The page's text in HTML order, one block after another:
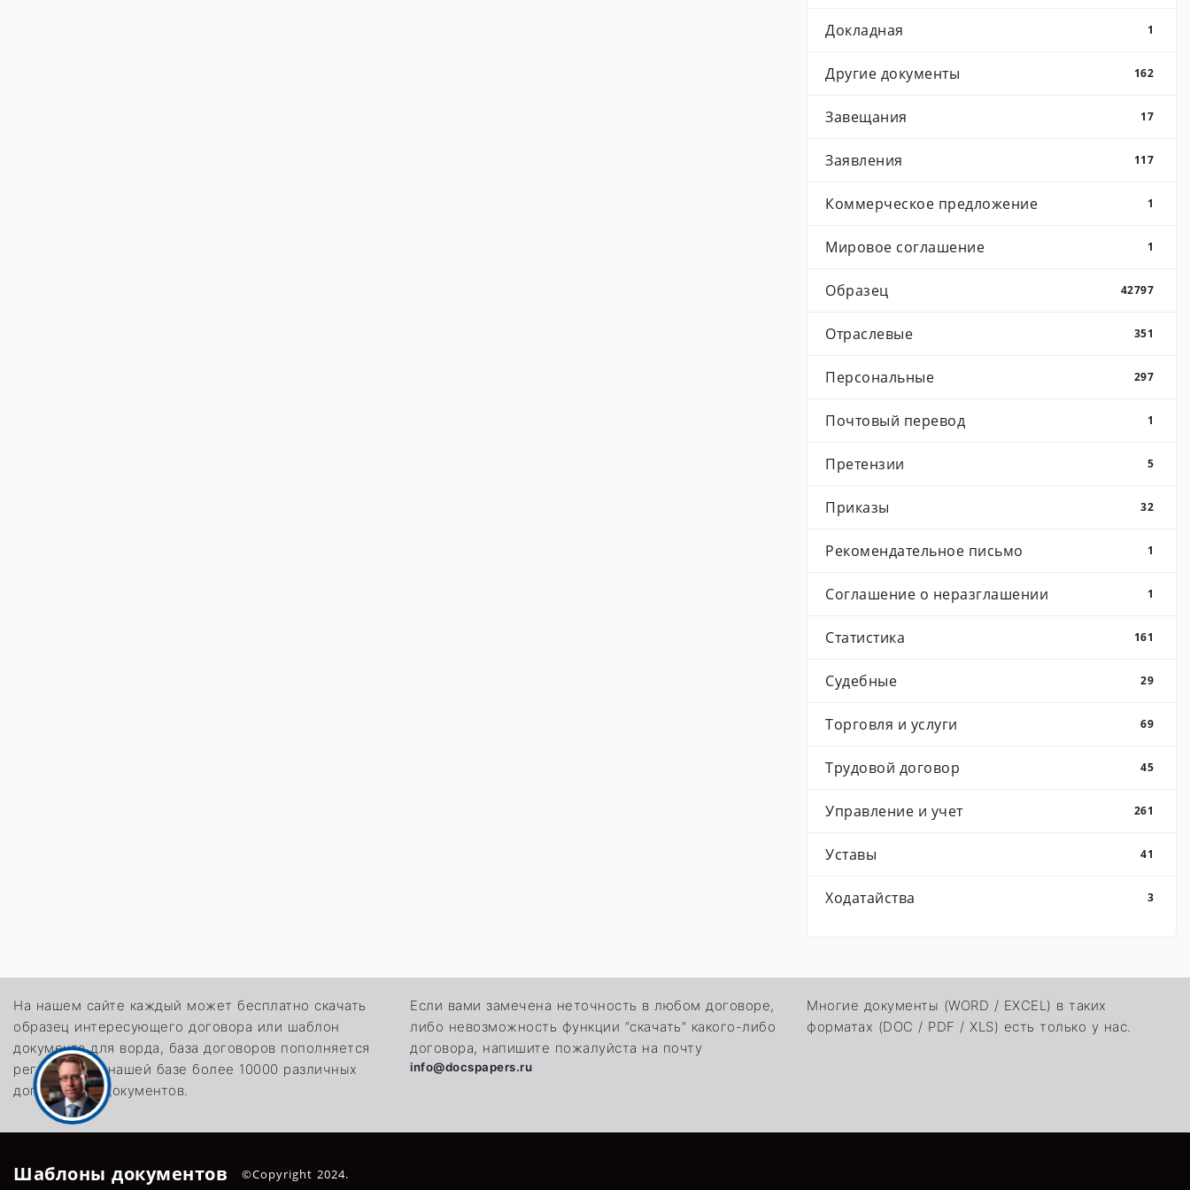
Докладная 1
Другие документы 162
Завещания 17
Заявления 117
Коммерческое предложение 1
Мировое соглашение 1
Образец 42797
Отраслевые 351
Персональные 297
Почтовый перевод 1
Претензии 5
Приказы 32
Рекомендательное письмо 1
Соглашение о неразглашении 1
Статистика 161
Судебные 29
Торговля и услуги 69
Трудовой договор 45
Управление и учет 261
Уставы 41
Ходатайства 3
На нашем сайте каждый может бесплатно скачать
образец интересующего договора или шаблон
документа для ворда, база договоров пополняется
регулярно. В нашей базе более 10000 различных
договоров и документов.
Если вами замечена неточность в любом договоре,
либо невозможность функции “скачать” какого-либо
договора, напишите пожалуйста на почту
info@docspapers.ru
Многие документы (WORD / EXCEL) в таких
форматах (DOC / PDF / XLS) есть только у нас.
Шаблоны документов ©Copyright 2024.